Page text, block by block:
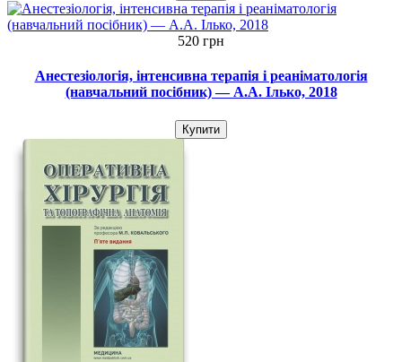
520 грн
Анестезіологія, інтенсивна терапія і реаніматологія
(навчальний посібник) — А.А. Ілько, 2018
Купити